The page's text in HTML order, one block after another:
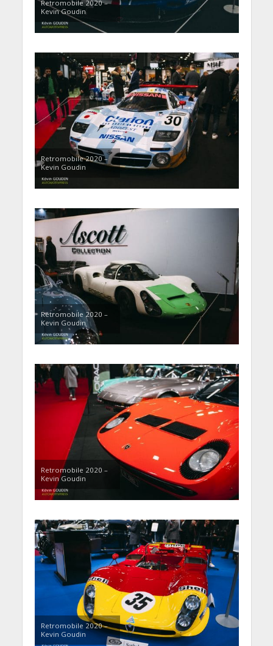
Retromobile 2020 –
Kevin Goudin
Retromobile 2020 –
Kevin Goudin
Retromobile 2020 –
Kevin Goudin
Retromobile 2020 –
Kevin Goudin
Retromobile 2020 –
Kevin Goudin